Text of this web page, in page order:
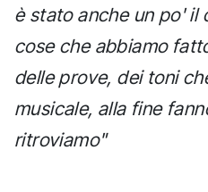
è stato anche un po' il
cose che abbiamo
delle prove, dei toni
musicale, alla fine
ritroviamo"